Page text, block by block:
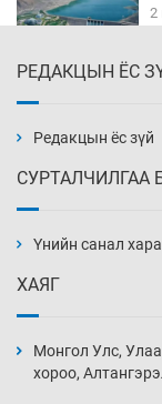
2
3
3
РЕДАКЦЫН ЁС
Редакцын ёс зүй
СУРТАЛЧИЛГАА
Үнийн санал
ХАЯГ
Монгол Улс,
хороо,